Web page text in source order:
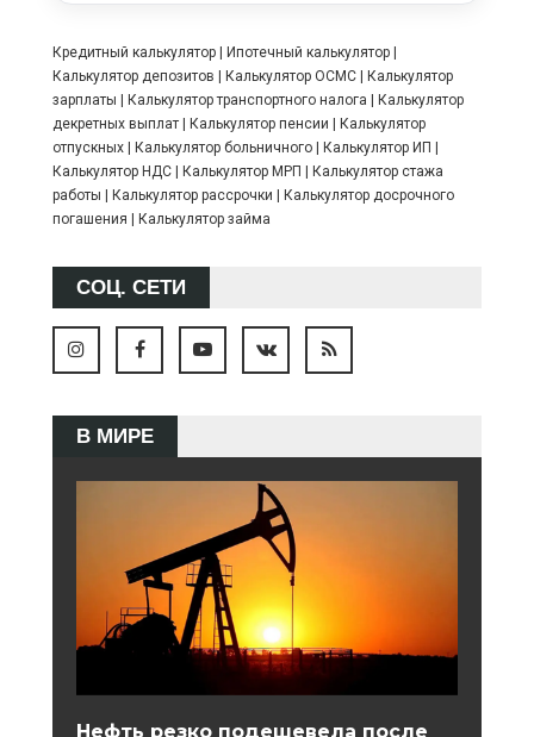
Кредитный калькулятор | Ипотечный калькулятор |
Калькулятор депозитов | Калькулятор ОСМС | Калькулятор
зарплаты | Калькулятор транспортного налога | Калькулятор
декретных выплат | Калькулятор пенсии | Калькулятор
отпускных | Калькулятор больничного | Калькулятор ИП |
Калькулятор НДС | Калькулятор МРП | Калькулятор стажа
работы | Калькулятор рассрочки | Калькулятор досрочного
погашения | Калькулятор займа
СОЦ. СЕТИ
В МИРЕ
Нефть резко подешевела после